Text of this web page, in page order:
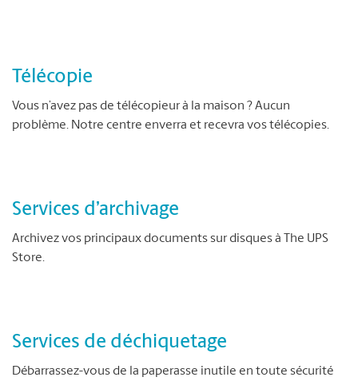
Télécopie
Vous n’avez pas de télécopieur à la maison ? Aucun
problème. Notre centre enverra et recevra vos télécopies.
Services d’archivage
Archivez vos principaux documents sur disques à The UPS
Store.
Services de déchiquetage
Débarrassez-vous de la paperasse inutile en toute sécurité